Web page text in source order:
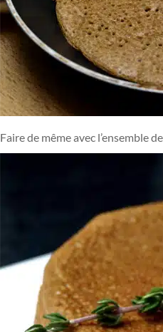
Faire de même avec l’ensemble